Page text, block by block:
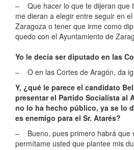
– Que hacer lo que te dijeran que
me dieran a elegir entre seguir en
Zaragoza o tener que irme como
quedo con el Ayuntamiento de
Yo le decía ser diputado en las
– O en las Cortes de Aragón, da
Y, ¿qué le parece el candidato
presentar el Partido Socialista al
no lo ha hecho público, ya se lo
es enemigo para el Sr. Atarés?
– Bueno, pues primero habrá que
permítame usted que plantee mis